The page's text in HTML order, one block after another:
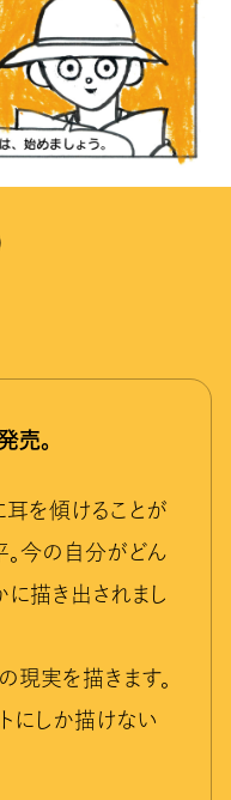
売。
耳を傾けることが
。今の自分がどん
に描き出されまし
現実を描きます。
にしか描けない